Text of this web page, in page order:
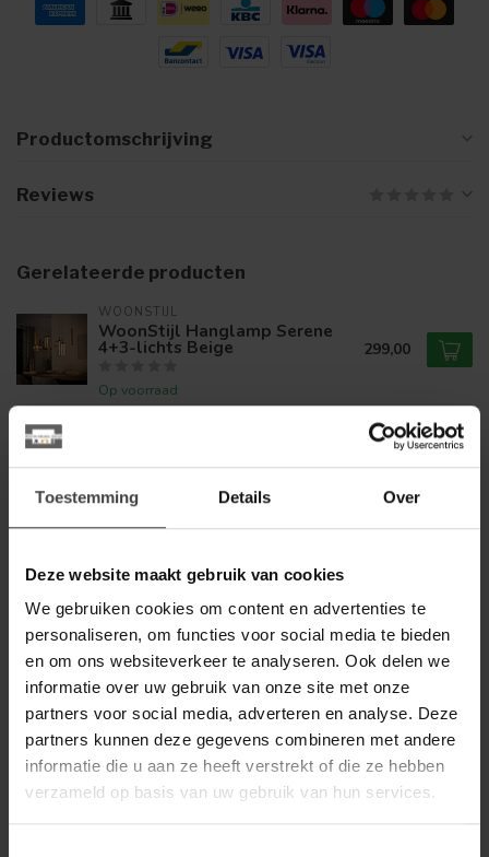
Toestemming Details Over
Deze website maakt gebruik van cookies
We gebruiken cookies om content en advertenties te
personaliseren, om functies voor social media te bieden
en om ons websiteverkeer te analyseren. Ook delen we
informatie over uw gebruik van onze site met onze
partners voor social media, adverteren en analyse. Deze
partners kunnen deze gegevens combineren met andere
informatie die u aan ze heeft verstrekt of die ze hebben
verzameld op basis van uw gebruik van hun services.
Productomschrijving
Reviews
Gerelateerde producten
WOONSTIJL
WoonStijl Hanglamp Serene
4+3-lichts Beige
Op voorraad
299,00
WoonStijl Hanglamp Sfera
Op voorraad
WOONSTIJL
WoonStijl Hanglamp 3L Globe
koper
Op voorraad
299,00
149,00
WOONSTIJL
WoonStijl Plafondlamp Bar 7-
lichts Sienna bruin
Op voorraad
139,95